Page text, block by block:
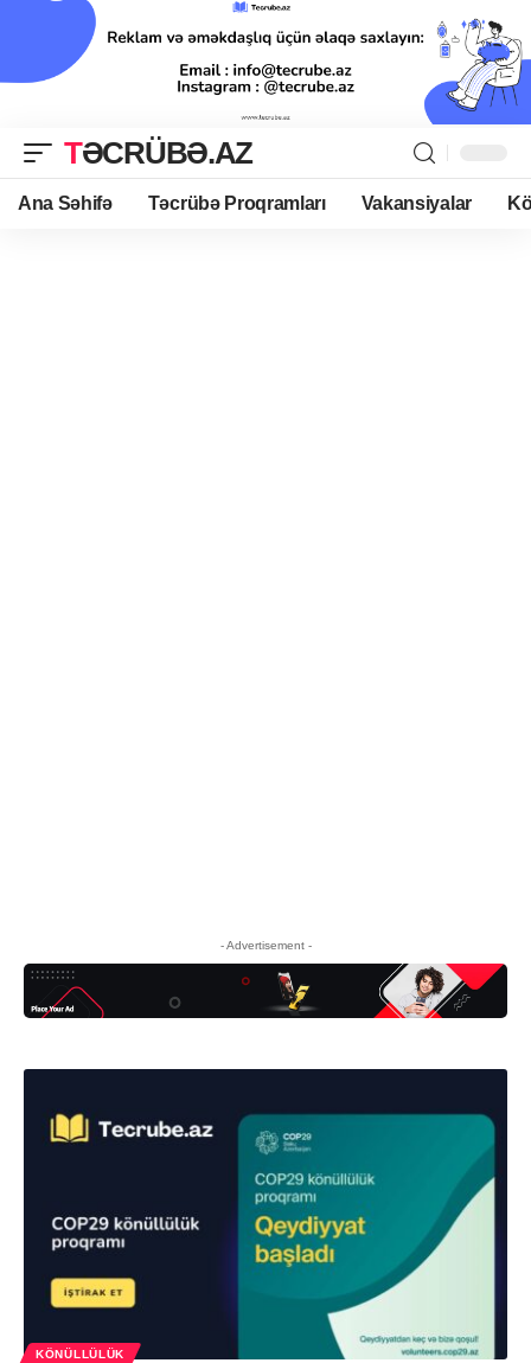
TƏCRÜBƏ.AZ
Ana Səhifə Təcrübə Proqramları Vakansiyalar
- Advertisement -
KÖNÜLLÜLÜK